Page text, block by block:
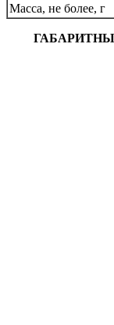
Масса, не более, г